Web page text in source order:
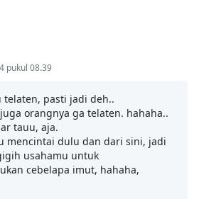
pukul 08.39
telaten, pasti jadi deh..
orangnya ga telaten. hahaha..
tauu, aja.
mencintai dulu dan dari sini, jadi
usahamu untuk
cebelapa imut, hahaha,